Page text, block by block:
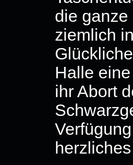
die
ziemlich
Halle
ihr Abort